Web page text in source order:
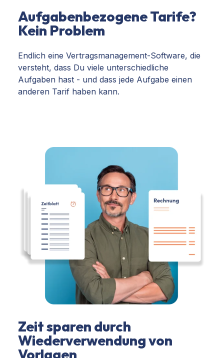
Aufgabenbezogene Tarife?
Kein Problem
Endlich eine Vertragsmanagement-Software, die
versteht, dass Du viele unterschiedliche
Aufgaben hast - und dass jede Aufgabe einen
anderen Tarif haben kann.
Zeit sparen durch
Wiederverwendung von
Vorlagen